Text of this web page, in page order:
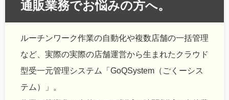
通販業務でお悩みの方へ。
ルーチンワーク作業の自動化や複数店舗の一括管理
など、実際の実際の店舗運営から生まれたクラウド
型受一元管理システム「GoQSystem（ごくーシス
テム）」。